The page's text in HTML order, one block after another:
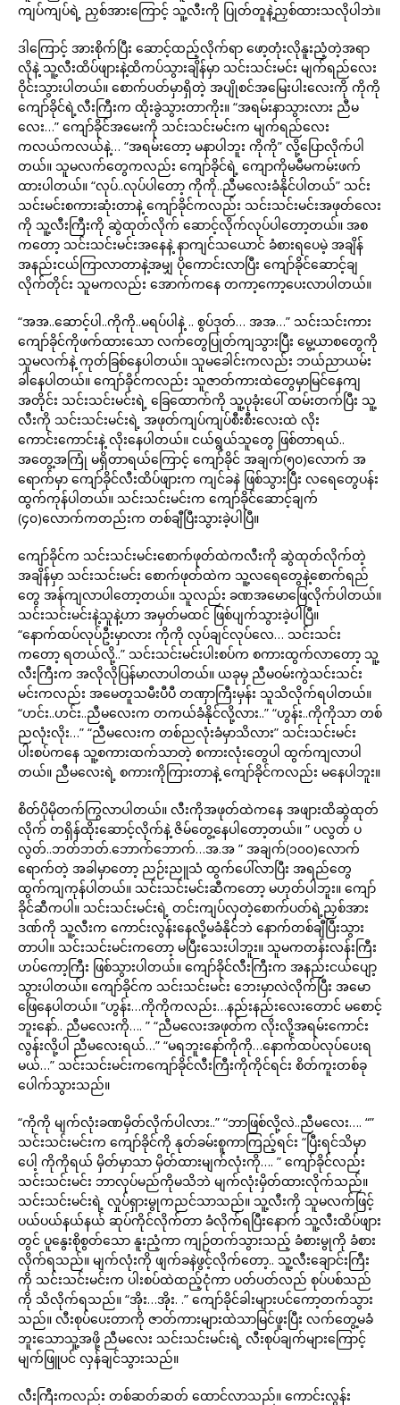
ကျပ်ကျပ်ရဲ့ ညှစ်အားကြောင့် သူ့လီးကို ပြုတ်တူနဲ့ညှစ်ထားသလိုပါဘဲ။
ဒါကြောင့် အားစိုက်ပြီး ဆောင့်ထည့်လိုက်ရာ ဖော့တုံးလိုနူးညံ့တဲ့အရာ
လိုနဲ့ သူ့လီးထိပ်ဖျားနဲ့ထိကပ်သွားချိန်မှာ သင်းသင်းမင်း မျက်ရည်လေး
ဝိုင်းသွားပါတယ်။ စောက်ပတ်မှာရှိတဲ့ အပျိုစင်အမြေးပါးလေးကို ကိုကို
ကျော်ခိုင်ရဲ့လီးကြီးက ထိုးခွဲသွားတာကိုး။ “အရမ်းနာသွားလား ညီမ
လေး…” ကျော်ခိုင်အမေးကို သင်းသင်းမင်းက မျက်ရည်လေး
ကလယ်ကလယ်နဲ့… “အရမ်းတော့ မနာပါဘူး ကိုကို” လို့ပြောလိုက်ပါ
တယ်။ သူမလက်တွေကလည်း ကျော်ခိုင်ရဲ့ ကျောကိုမမီမကမ်းဖက်
ထားပါတယ်။ “လုပ်..လုပ်ပါတော့ ကိုကို..ညီမလေးခံနိုင်ပါတယ်” သင်း
သင်းမင်းစကားဆုံးတာနဲ့ ကျော်ခိုင်ကလည်း သင်းသင်းမင်းအဖုတ်လေး
ကို သူ့လီးကြီးကို ဆွဲထုတ်လိုက် ဆောင့်လိုက်လုပ်ပါတော့တယ်။ အစ
ကတော့ သင်းသင်းမင်းအနေနဲ့ နာကျင်သယောင် ခံစားရပေမဲ့ အချိန်
အနည်းငယ်ကြာလာတာနဲ့အမျှ ပိုကောင်းလာပြီး ကျော်ခိုင်ဆောင့်ချ
လိုက်တိုင်း သူမကလည်း အောက်ကနေ တကာ့ကော့ပေးလာပါတယ်။
“အအ..ဆောင့်ပါ..ကိုကို..မရပ်ပါနဲ့ .. စွပ်ဒုတ်… အအ…” သင်းသင်းကား
ကျော်ခိုင်ကိုဖက်ထားသော လက်တွေပြုတ်ကျသွားပြီး မွေ့ယာစတွေကို
သူမလက်နဲ့ ကုတ်ခြစ်နေပါတယ်။ သူမခေါင်းကလည်း ဘယ်ညာယမ်း
ခါနေပါတယ်။ ကျော်ခိုင်ကလည်း သူဇာတ်ကားထဲတွေမှာမြင်နေကျ
အတိုင်း သင်းသင်းမင်းရဲ့ ခြေထောက်ကို သူ့ပုခုံးပေါ် ထမ်းတက်ပြီး သူ့
လီးကို သင်းသင်းမင်းရဲ့ အဖုတ်ကျပ်ကျပ်စီးစီးလေးထဲ လိုး
ကောင်းကောင်းနဲ့ လိုးနေပါတယ်။ ငယ်ရွယ်သူတွေ ဖြစ်တာရယ်..
အတွေ့အကြုံ မရှိတာရယ်ကြောင့် ကျော်ခိုင် အချက်(၅၀)လောက် အ
ရောက်မှာ ကျော်ခိုင်လီးထိပ်ဖျားက ကျင်ခနဲ ဖြစ်သွားပြီး လရေတွေပန်း
ထွက်ကုန်ပါတယ်။ သင်းသင်းမင်းက ကျော်ခိုင်ဆောင့်ချက်
(၄၀)လောက်ကတည်းက တစ်ချီပြီးသွားခဲ့ပါပြီ။
ကျော်ခိုင်က သင်းသင်းမင်းစောက်ဖုတ်ထဲကလီးကို ဆွဲထုတ်လိုက်တဲ့
အချိန်မှာ သင်းသင်းမင်း စောက်ဖုတ်ထဲက သူ့လရေတွေနဲ့စောက်ရည်
တွေ အန်ကျလာပါတော့တယ်။ သူလည်း ခဏအမောဖြေလိုက်ပါတယ်။
သင်းသင်းမင်းနဲ့သူနဲ့ဟာ အမှတ်မထင် ဖြစ်ပျက်သွားခဲ့ပါပြီ။
“နောက်ထပ်လုပ်ဦးမှာလား ကိုကို လုပ်ချင်လုပ်လေ… သင်းသင်း
ကတော့ ရတယ်လို့..” သင်းသင်းမင်းပါးစပ်က စကားထွက်လာတော့ သူ့
လီးကြီးက အလိုလိုပြန်မာလာပါတယ်။ ယခုမှ ညီမဝမ်းကွဲသင်းသင်း
မင်းကလည်း အမေတူသမီးပီပီ တဏှာကြီးမှန်း သူသိလိုက်ရပါတယ်။
“ဟင်း..ဟင်း..ညီမလေးက တကယ်ခံနိုင်လို့လား..” “ဟွန်း..ကိုကိုသာ တစ်
ညလုံးလိုး…” “ညီမလေးက တစ်ညလုံးခံမှာသိလား” သင်းသင်းမင်း
ပါးစပ်ကနေ သူ့စကားထက်သာတဲ့ စကားလုံးတွေပါ ထွက်ကျလာပါ
တယ်။ ညီမလေးရဲ့ စကားကိုကြားတာနဲ့ ကျော်ခိုင်ကလည်း မနေပါဘူး။
စိတ်ပိုမိုတက်ကြွလာပါတယ်။ လီးကိုအဖုတ်ထဲကနေ အဖျားထိဆွဲထုတ်
လိုက် တရှိန်ထိုးဆောင့်လိုက်နဲ့ ဇိမ်တွေ့နေပါတော့တယ်။ ” ပလွတ် ပ
လွတ်..ဘတ်ဘတ်.ဘောက်ဘောက်…အ.အ ” အချက်(၁၀၀)လောက်
ရောက်တဲ့ အခါမှာတော့ ညဉ်းညူသံ ထွက်ပေါ်လာပြီး အရည်တွေ
ထွက်ကျကုန်ပါတယ်။ သင်းသင်းမင်းဆီကတော့ မဟုတ်ပါဘူး။ ကျော်
ခိုင်ဆီကပါ။ သင်းသင်းမင်းရဲ့ တင်းကျပ်လှတဲ့စောက်ပတ်ရဲ့ညှစ်အား
ဒဏ်ကို သူ့လီးက ကောင်းလွန်းနေလို့မခံနိုင်ဘဲ နောက်တစ်ချီပြီးသွား
တာပါ။ သင်းသင်းမင်းကတော့ မပြီးသေးပါဘူး။ သူမကတန်းလန်းကြီး
ဟပ်ကော့ကြီး ဖြစ်သွားပါတယ်။ ကျော်ခိုင်လီးကြီးက အနည်းငယ်ပျော့
သွားပါတယ်။ ကျော်ခိုင်က သင်းသင်းမင်း ဘေးမှာလဲလိုက်ပြီး အမော
ဖြေနေပါတယ်။ “ဟွန်း…ကိုကိုကလည်း…နည်းနည်းလေးတောင် မစောင့်
ဘူးနော်.. ညီမလေးကို…. ” “ညီမလေးအဖုတ်က လိုးလို့အရမ်းကောင်း
လွန်းလို့ပါ ညီမလေးရယ်…” “မရဘူးနော်ကိုကို…နောက်ထပ်လုပ်ပေးရ
မယ်…” သင်းသင်းမင်းကကျော်ခိုင်လီးကြီးကိုကိုင်ရင်း စိတ်ကူးတစ်ခု
ပေါက်သွားသည်။
“ကိုကို မျက်လုံးခဏမှိတ်လိုက်ပါလား..” “ဘာဖြစ်လို့လဲ..ညီမလေး…. “”
သင်းသင်းမင်းက ကျော်ခိုင်ကို နုတ်ခမ်းစူကာကြည့်ရင်း “ပြီးရင်သိမှာ
ပေါ့ ကိုကိုရယ် မှိတ်မှာသာ မှိတ်ထားမျက်လုံးကို…. ” ကျော်ခိုင်လည်း
သင်းသင်းမင်း ဘာလုပ်မည်ကိုမသိဘဲ မျက်လုံးမှိတ်ထားလိုက်သည်။
သင်းသင်းမင်းရဲ့ လှုပ်ရှားမွုကညင်သာသည်။ သူ့လီးကို သူမလက်ဖြင့်
ပယ်ပယ်နယ်နယ် ဆုပ်ကိုင်လိုက်တာ ခံလိုက်ရပြီးနောက် သူ့လီးထိပ်ဖျား
တွင် ပူနွေးစိုစွတ်သော နူးညံ့ကာ ကျဉ်တက်သွားသည့် ခံစားမွုကို ခံစား
လိုက်ရသည်။ မျက်လုံးကို ဖျက်ခနဲဖွင့်လိုက်တော့.. သူ့လီးချောင်းကြီး
ကို သင်းသင်းမင်းက ပါးစပ်ထဲထည့်ငုံကာ ပတ်ပတ်လည် စုပ်ပစ်သည်
ကို သိလိုက်ရသည်။ “အိုး…အိုး. .” ကျော်ခိုင်ခါးများပင်ကော့တက်သွား
သည်။ လီးစုပ်ပေးတာကို ဇာတ်ကားများထဲသာမြင်ဖူးပြီး လက်တွေ့မခံ
ဘူးသောသူ့အဖို့ ညီမလေး သင်းသင်းမင်းရဲ့ လီးစုပ်ချက်များကြောင့်
မျက်ဖြူပင် လှန်ချင်သွားသည်။
လီးကြီးကလည်း တစ်ဆတ်ဆတ် ထောင်လာသည်။ ကောင်းလွန်း